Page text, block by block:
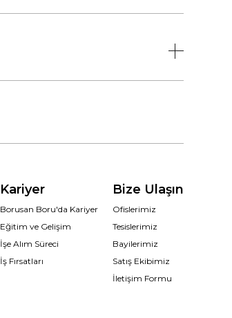
Kariyer
Borusan Boru'da Kariyer
Eğitim ve Gelişim
İşe Alım Süreci
İş Fırsatları
Bize Ulaşın
Ofislerimiz
Tesislerimiz
Bayilerimiz
Satış Ekibimiz
İletişim Formu